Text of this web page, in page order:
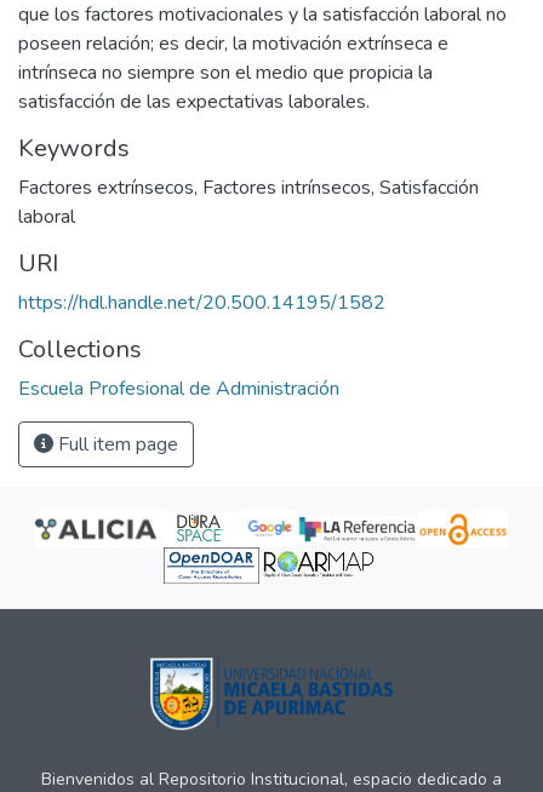
que los factores motivacionales y la satisfacción laboral no
poseen relación; es decir, la motivación extrínseca e
intrínseca no siempre son el medio que propicia la
satisfacción de las expectativas laborales.
Keywords
Factores extrínsecos, Factores intrínsecos, Satisfacción
laboral
URI
https://hdl.handle.net/20.500.14195/1582
Collections
Escuela Profesional de Administración
Full item page
Bienvenidos al Repositorio Institucional, espacio dedicado a